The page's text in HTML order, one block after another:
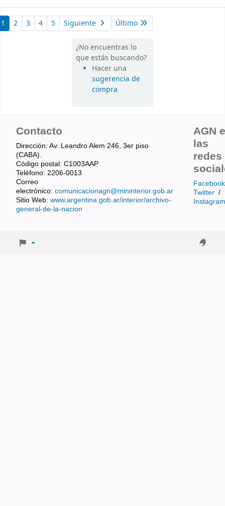
1 2 3 4 5 Siguiente Último
¿No encuentras lo
que estás buscando?
Hacer una
sugerencia de
compra
Contacto
Dirección: Av. Leandro Alem 246, 3er piso
(CABA).
Código postal: C1003AAP
Teléfono: 2206-0013
Correo
electrónico: comunicacionagn@mininterior.gob.ar
Sitio Web: www.argentina.gob.ar/interior/archivo-
general-de-la-nacion
AGN
las
redes
Facebook
Twitter /
Instagram